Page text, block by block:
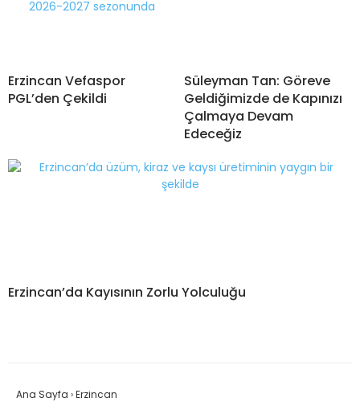
Erzincan Vefaspor
PGL’den Çekildi
Süleyman Tan: Göreve
Geldiğimizde de Kapınızı
Çalmaya Devam
Edeceğiz
Erzincan’da Kayısının Zorlu Yolculuğu
Ana Sayfa ›Erzincan